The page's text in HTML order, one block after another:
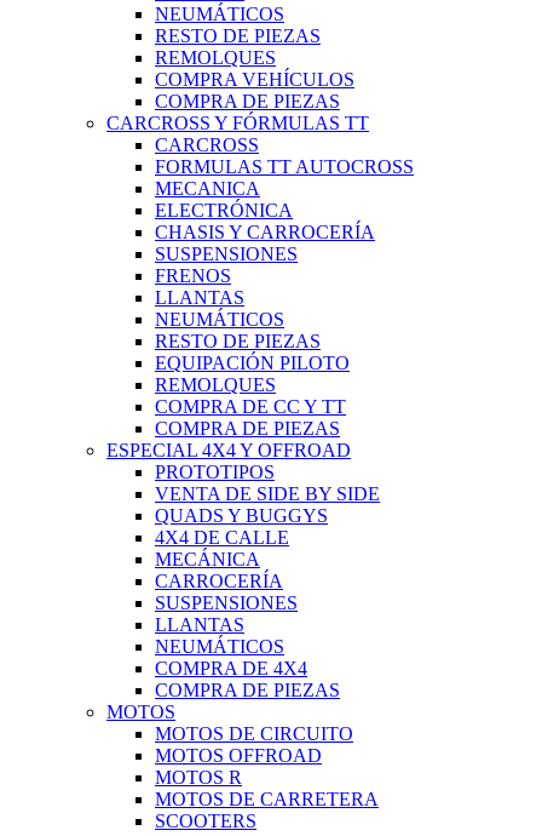
NEUMÁTICOS
RESTO DE PIEZAS
REMOLQUES
COMPRA VEHÍCULOS
COMPRA DE PIEZAS
CARCROSS Y FÓRMULAS TT
CARCROSS
FORMULAS TT AUTOCROSS
MECANICA
ELECTRÓNICA
CHASIS Y CARROCERÍA
SUSPENSIONES
FRENOS
LLANTAS
NEUMÁTICOS
RESTO DE PIEZAS
EQUIPACIÓN PILOTO
REMOLQUES
COMPRA DE CC Y TT
COMPRA DE PIEZAS
ESPECIAL 4X4 Y OFFROAD
PROTOTIPOS
VENTA DE SIDE BY SIDE
QUADS Y BUGGYS
4X4 DE CALLE
MECÁNICA
CARROCERÍA
SUSPENSIONES
LLANTAS
NEUMÁTICOS
COMPRA DE 4X4
COMPRA DE PIEZAS
MOTOS
MOTOS DE CIRCUITO
MOTOS OFFROAD
MOTOS R
MOTOS DE CARRETERA
SCOOTERS